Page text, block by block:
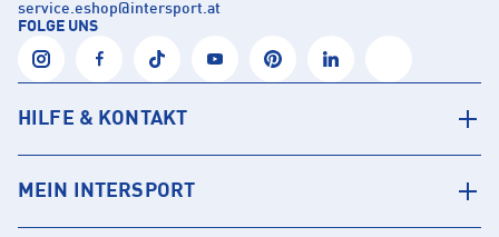
service.eshop@intersport.at
FOLGE UNS
HILFE & KONTAKT
MEIN INTERSPORT